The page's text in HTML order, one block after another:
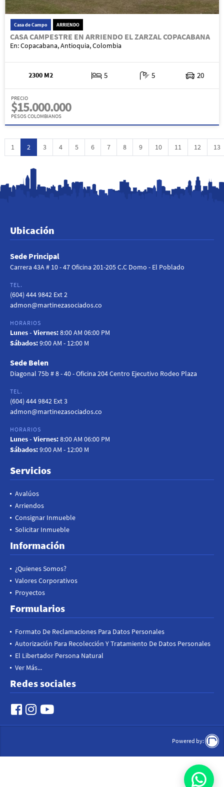
Casa de Campo ARRIENDO
CASA CAMPESTRE EN ARRIENDO EL ZARZAL COPACABANA
En: Copacabana, Antioquia, Colombia
2300 M2 5 5 20
PRECIO
$15.000.000
PESOS COLOMBIANOS
1 2 3 4 5 6 7 8 9 10 11 12 13
Ubicación
Sede Principal
Carrera 43A # 10 - 47 Oficina 201-205 C.C Domo - El Poblado
TEL.
(604) 444 9842 Ext 2
admon@martinezasociados.co
HORARIOS
Lunes - Viernes:8:00 AM 06:00 PM
Sábados:9:00 AM - 12:00 M
Sede Belen
Diagonal 75b # 8 - 40 - Oficina 204 Centro Ejecutivo Rodeo Plaza
TEL.
(604) 444 9842 Ext 3
admon@martinezasociados.co
HORARIOS
Lunes - Viernes:8:00 AM 06:00 PM
Sábados:9:00 AM - 12:00 M
Servicios
Avalúos
Arriendos
Consignar Inmueble
Solicitar Inmueble
Información
¿Quienes Somos?
Valores Corporativos
Proyectos
Formularios
Formato De Reclamaciones Para Datos Personales
Autorización Para Recolección Y Tratamiento De Datos Personales
El Libertador Persona Natural
Ver Más...
Redes sociales
Powered by: